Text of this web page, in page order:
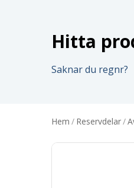
Hitta
Saknar du regnr?
Hem / Reservdelar/